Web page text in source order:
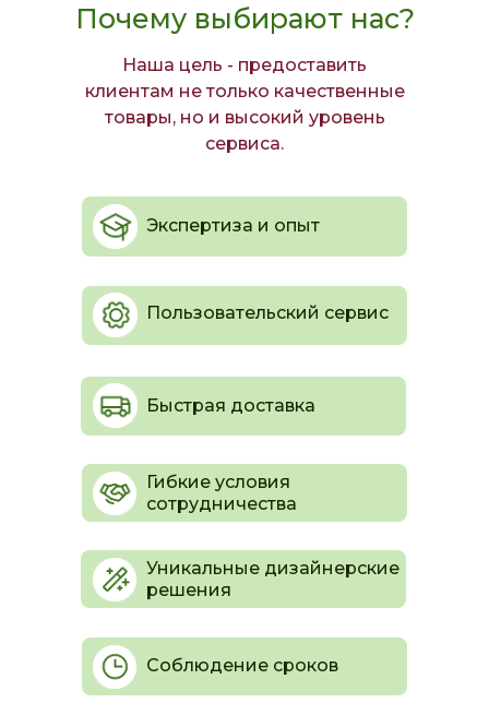
Почему выбирают нас?
Наша цель - предоставить
клиентам не только качественные
товары, но и высокий уровень
сервиса.
Экспертиза и опыт
Быстрая доставка
Гибкие условия
сотрудничества
Уникальные дизайнерские
решения
Соблюдение сроков
Пользовательский сервис